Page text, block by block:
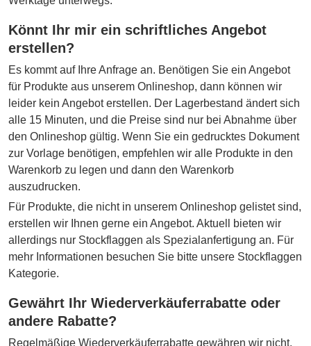
Könnt Ihr mir ein schriftliches Angebot
erstellen?
Es kommt auf Ihre Anfrage an. Benötigen Sie ein Angebot
für Produkte aus unserem Onlineshop, dann können wir
leider kein Angebot erstellen. Der Lagerbestand ändert sich
alle 15 Minuten, und die Preise sind nur bei Abnahme über
den Onlineshop gültig. Wenn Sie ein gedrucktes Dokument
zur Vorlage benötigen, empfehlen wir alle Produkte in den
Warenkorb zu legen und dann den Warenkorb
auszudrucken.
Für Produkte, die nicht in unserem Onlineshop gelistet sind,
erstellen wir Ihnen gerne ein Angebot. Aktuell bieten wir
allerdings nur Stockflaggen als Spezialanfertigung an. Für
mehr Informationen besuchen Sie bitte unsere Stockflaggen
Kategorie.
Gewährt Ihr Wiederverkäuferrabatte oder
andere Rabatte?
Regelmäßige Wiederverkäuferrabatte gewähren wir nicht.